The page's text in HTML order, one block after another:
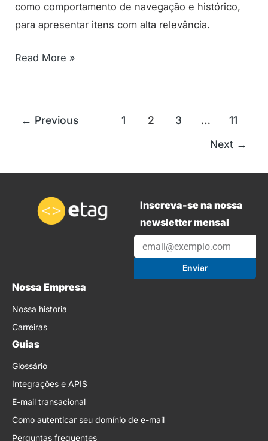
como comportamento de navegação e histórico,
para apresentar itens com alta relevância.
Read More »
← Previous 1 2 3 …
11
Next →
Inscreva-se na nossa
newsletter mensal
Enviar
Nossa Empresa
Nossa historia
Carreiras
Guias
Glossário
Integrações e APIS
E-mail transacional
Como autenticar seu domínio de e-mail
Perguntas frequentes